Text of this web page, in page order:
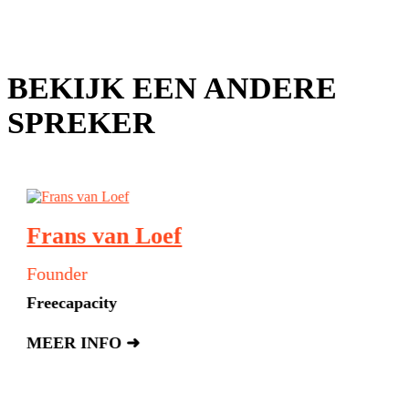
BEKIJK EEN ANDERE
SPREKER
Frans van Loef
Founder
Freecapacity
MEER INFO ➜